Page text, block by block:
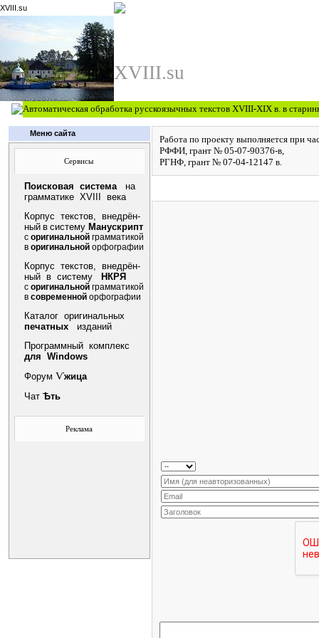
XVIII.su
XVIII.su
Автоматическая обработка русскоязычных текстов XVIII-XIX в. в
Меню сайта
Сервисы
Поисковая системана
грамматике XVIII века
Корпус текстов, внедрён-
ный в систему Манускрипт
с оригинальной грамматикой
в оригинальной орфографии
Корпус текстов, внедрён-
ный в систему
НКРЯ
с оригинальной грамматикой
в современной орфографии
Каталог оригинальных
печатных изданий
Программный комплекс
для Windows
Форум Ѵжица
Чат Ѣть
Реклама
Работа по проекту выполняется при
РФФИ, грант № 05-07-90376-в,
РГНФ, грант № 07-04-12147 в.